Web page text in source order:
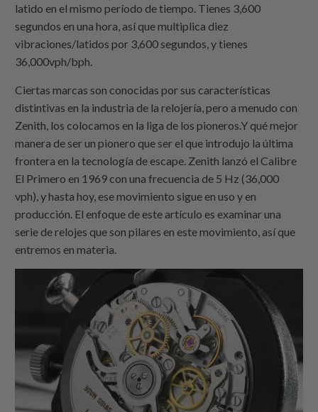
latido en el mismo período de tiempo. Tienes 3,600
segundos en una hora, así que multiplica diez
vibraciones/latidos por 3,600 segundos, y tienes
36,000vph/bph.
Ciertas marcas son conocidas por sus características
distintivas en la industria de la relojería, pero a menudo con
Zenith, los colocamos en la liga de los pioneros.Y qué mejor
manera de ser un pionero que ser el que introdujo la última
frontera en la tecnología de escape. Zenith lanzó el Calibre
El Primero en 1969 con una frecuencia de 5 Hz (36,000
vph), y hasta hoy, ese movimiento sigue en uso y en
producción. El enfoque de este artículo es examinar una
serie de relojes que son pilares en este movimiento, así que
entremos en materia.